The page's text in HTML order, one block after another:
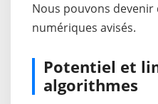
Nous pouvons devenir
numériques avisés.
Potentiel et
algorithmes